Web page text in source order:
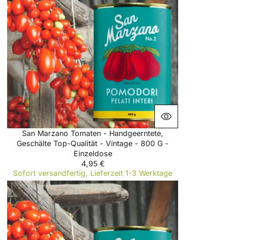
R
P
R
I
C
E
5
7
,
9
9
€
San Marzano Tomaten - Handgeerntete,
Geschälte Top-Qualität - Vintage - 800 G -
Einzeldose
R
E
G
U
L
R
4,95 €
Sofort versandfertig, Lieferzeit 1-3 Werktage